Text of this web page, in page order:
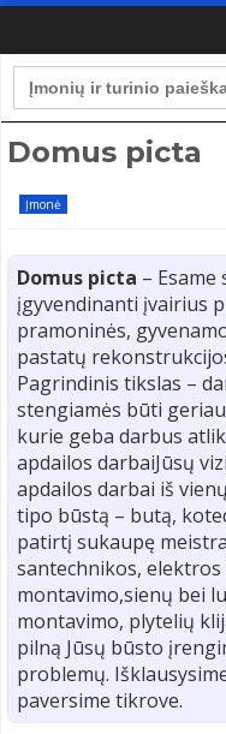
Search
for:
Domus picta
Įmonė
Domus picta –
įgyvendinanti įvairius
pramoninės,
pastatų
Pagrindinis tikslas –
stengiamės būti
kurie geba darbus
apdailos darbaiJūsų
apdailos darbai iš
tipo būstą – butą,
patirtį sukaupę
santechnikos,
montavimo,sienų bei
montavimo, plytelių
pilną Jūsų būsto
problemų.
paversime tikrove.